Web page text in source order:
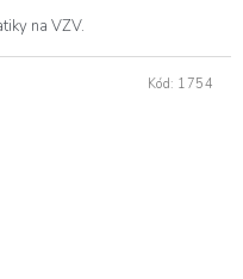
na VZV.
Kód: 1754